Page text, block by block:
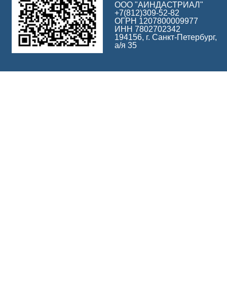
ООО "АИНДАСТРИАЛ"
+7(812)309-52-82
ОГРН 1207800009977
ИНН 7802702342
194156, г. Санкт-Петербург,
а/я 35